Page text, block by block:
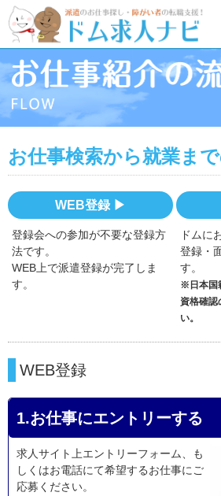
お仕事検索から就業ま
WEB登録
登録会への参加が不要な登録方
法です。
WEB上で派遣登録が完了しま
す。
ドムに
登録・
す。
※日本国
資格確認
い。
WEB登録
1.お仕事にエントリーする
求人サイト上エントリーフォーム、も
しくはお電話にて希望するお仕事にご
応募ください。